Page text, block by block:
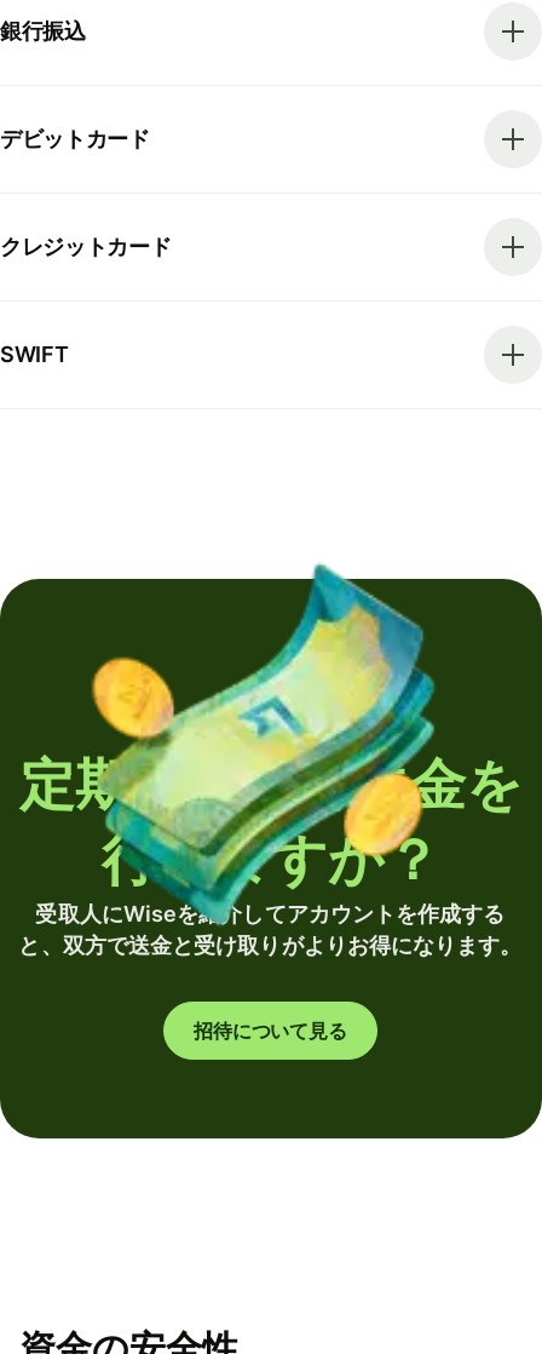
銀行振込
デビットカード
クレジットカード
SWIFT
定期的に海外送金を
行いますか？
受取人にWiseを紹介してアカウントを作成する
と、双方で送金と受け取りがよりお得になります。
招待について見る